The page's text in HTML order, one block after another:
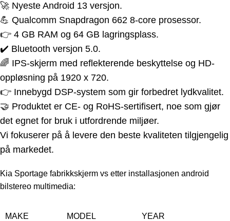
🚀 Nyeste Android 13 versjon.
💪 Qualcomm Snapdragon 662 8-core prosessor.
👉 4 GB RAM og 64 GB lagringsplass.
✔️ Bluetooth versjon 5.0.
🌈 IPS-skjerm med reflekterende beskyttelse og HD-
oppløsning på 1920 x 720.
👉 Innebygd DSP-system som gir forbedret lydkvalitet.
🤝 Produktet er CE- og RoHS-sertifisert, noe som gjør
det egnet for bruk i utfordrende miljøer.
Vi fokuserer på å levere den beste kvaliteten tilgjengelig
på markedet.
Kia Sportage fabrikkskjerm vs etter installasjonen android
bilstereo multimedia:
MAKE MODEL YEAR